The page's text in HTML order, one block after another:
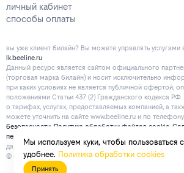
личный кабинет
способы оплаты
вы уже клиент билайн? Вы можете управлять услугами
lk.beeline.ru
Данный ресурс является сайтом официального
(торговая марка билайн) и носит исключительно
при каких условиях не является публичной офертой,
положениями Статьи 437 (2) Гражданского кодекса
о тарифах, услугах, предоставляемых компанией, а
можете уточнить на сайте www.beeline.ru и по телефону
безопасности Политика обработки файлов cookie
персональных данных
. Отписаться от получения
данного ресурса можно настранице.
© mirbeeline.ru - официальный партнер билайн. 2026 г.
Мы используем куки, чтобы пользоваться
удобнее. Политика обработки cookies
Принять